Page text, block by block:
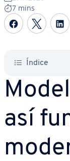
7 mins
Índice
así